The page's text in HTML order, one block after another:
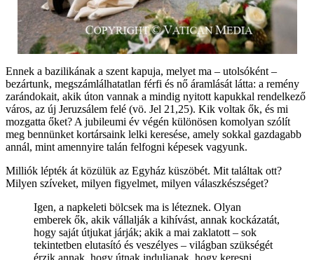
Ennek a bazilikának a szent kapuja, melyet ma – utolsóként –
bezártunk, megszámlálhatatlan férfi és nő áramlását látta: a remény
zarándokait, akik úton vannak a mindig nyitott kapukkal rendelkező
város, az új Jeruzsálem felé (vö. Jel 21,25). Kik voltak ők, és mi
mozgatta őket? A jubileumi év végén különösen komolyan szólít
meg bennünket kortársaink lelki keresése, amely sokkal gazdagabb
annál, mint amennyire talán felfogni képesek vagyunk.
Milliók lépték át közülük az Egyház küszöbét. Mit találtak ott?
Milyen szíveket, milyen figyelmet, milyen válaszkészséget?
Igen, a napkeleti bölcsek ma is léteznek. Olyan
emberek ők, akik vállalják a kihívást, annak kockázatát,
hogy saját útjukat járják; akik a mai zaklatott – sok
tekintetben elutasító és veszélyes – világban szükségét
érzik annak, hogy útnak induljanak, hogy keresni